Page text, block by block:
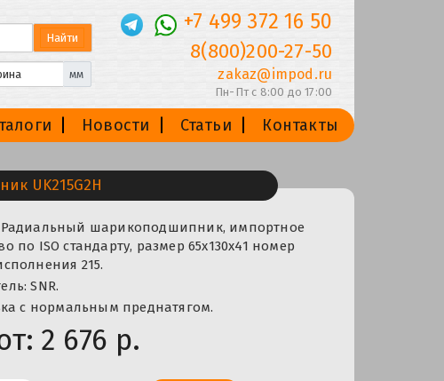
мм
+7 499 372 16 50
8(800)200-27-50
zakaz@impod.ru
Пн-Пт с 8:00 до 17:00
Новости Статьи Контакты
UK215G2H
Радиальный шарикоподшипник, импортное
по ISO стандарту, размер 65x130x41 номер
215.
SNR.
с нормальным преднатягом.
2 676 р.